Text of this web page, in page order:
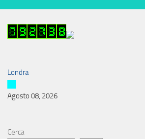
Londra
Agosto 08, 2026
Cerca